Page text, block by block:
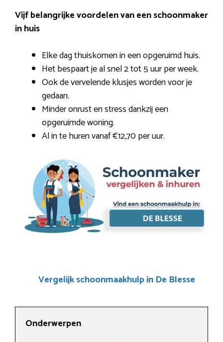
Vijf belangrijke voordelen van een schoonmaker
in huis
Elke dag thuiskomen in een opgeruimd huis.
Het bespaart je al snel 2 tot 5 uur per week.
Ook de vervelende klusjes worden voor je
gedaan.
Minder onrust en stress dankzij een
opgeruimde woning.
Al in te huren vanaf €12,70 per uur.
Vergelijk schoonmaakhulp in De Blesse
Onderwerpen